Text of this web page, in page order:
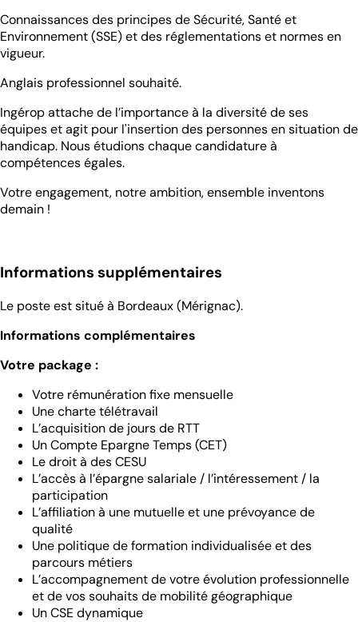
Connaissances des principes de Sécurité, Santé et
Environnement (SSE) et des réglementations et normes en
vigueur.
Anglais professionnel souhaité.
Ingérop attache de l’importance à la diversité de ses
équipes et agit pour l'insertion des personnes en situation de
handicap. Nous étudions chaque candidature à
compétences égales.
Votre engagement, notre ambition, ensemble inventons
demain !
Informations supplémentaires
Le poste est situé à Bordeaux (Mérignac).
Informations complémentaires
Votre package :
Votre rémunération fixe mensuelle
Une charte télétravail
L’acquisition de jours de RTT
Un Compte Epargne Temps (CET)
Le droit à des CESU
L’accès à l’épargne salariale / l’intéressement / la
participation
L’affiliation à une mutuelle et une prévoyance de
qualité
Une politique de formation individualisée et des
parcours métiers
L’accompagnement de votre évolution professionnelle
et de vos souhaits de mobilité géographique
Un CSE dynamique